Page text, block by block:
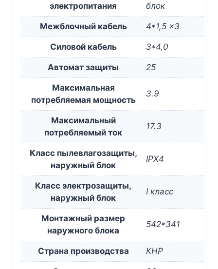
электропитания
блок
Межблочный кабель 4*1,5 x3
Силовой кабель 3*4,0
Автомат защиты 25
Максимальная
потребляемая мощность
3.9
Максимальный
потребляемый ток
17.3
Класс пылевлагозащиты,
наружный блок
IPX4
Класс электрозащиты,
наружный блок
I класс
Монтажный размер
наружного блока
542*341
Страна производства КНР